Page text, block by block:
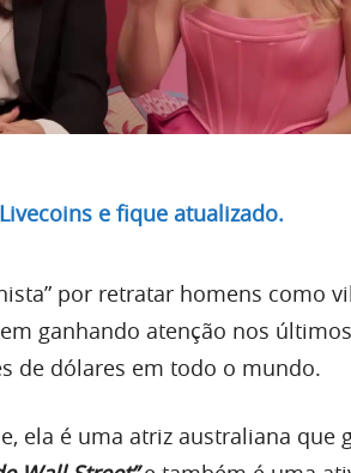
e fique atualizado.
por retratar homens como
ganhando atenção nos
de dólares em todo o mundo.
ela é uma atriz australiana que